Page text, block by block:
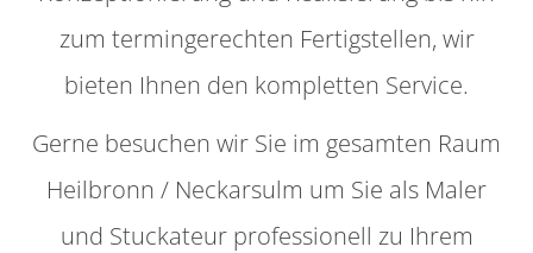
zum termingerechten Fertigstellen, wir
bieten Ihnen den kompletten Service.
Gerne besuchen wir Sie im gesamten Raum
Heilbronn / Neckarsulm um Sie als Maler
und Stuckateur professionell zu Ihrem